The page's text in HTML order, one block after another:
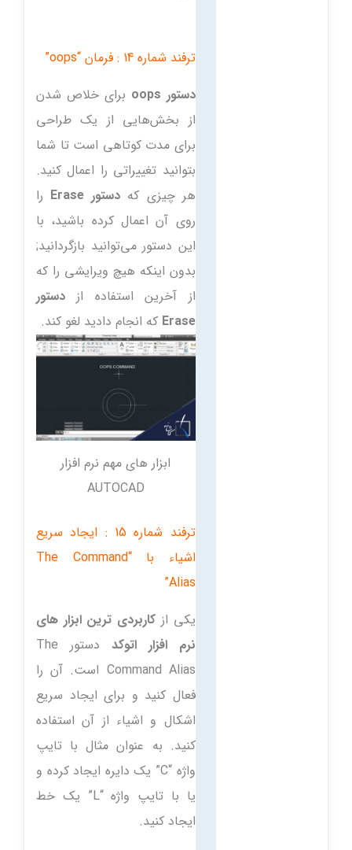
ترفند شماره 14 : فرمان “oops”
دستور oops
برای خلاص شدن
از بخش‌هایی از یک طراحی
برای مدت کوتاهی است تا شما
بتوانید تغییراتی را اعمال کنید.
هر چیزی که دستور Erase
را
روی آن اعمال کرده باشید، با
این دستور می‌توانید بازگردانید;
بدون اینکه هیچ ویرایشی را که
از آخرین استفاده ازدستور
Erase که انجام دادید لغو کند.
ابزار های مهم نرم افزار
AUTOCAD
ترفند شماره 15 : ایجاد سریع
اشیاء با “The Command
Alias”
یکی از کاربردی ترین ابزار های
نرم افزار اتوکد
دستور The
Command Alias است. آن را
فعال کنید و برای ایجاد سریع
اشکال و اشیاء از آن استفاده
کنید. به عنوان مثال با تایپ
واژه “C” یک دایره ایجاد کرده و
یا با تایپ واژه “L” یک خط
ایجاد کنید.